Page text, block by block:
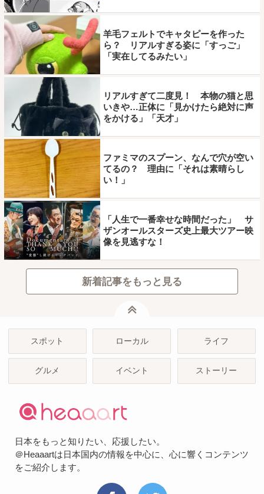
羊毛フェルトでキャタピーを作った
ら？ リアルすぎる姿に「すっご」
「実在してるみたい」
リアルすぎて二度見！ 本物の猫と思
いきや…正体に「見かけたら絶対に声
をかける」「天才」
ファミマのスプーン、なんで穴が空い
てるの？ 理由に「それは素晴らし
い！」
「人生で一番幸せな時間だった」 サ
ザンオールスターズ史上最大ツアー映
像を見逃すな！
新着記事をもっと見る
スポット ローカル ライフ
グルメ イベント ストーリー
日本をもっと知りたい、応援したい。
＠Heaaartは日本国内の情報を中心に、心に響くコンテンツ
をご紹介します。